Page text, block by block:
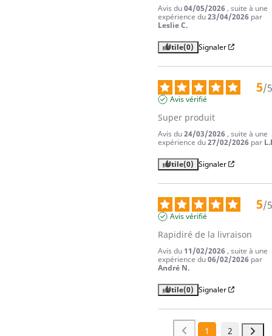
Avis du04/05/2026, suite à une
expérience du23/04/2026 par
Leslie C.
Utile(0) Signaler
5/5
Avis vérifié
Super produit
Avis du24/03/2026, suite à une
expérience du27/02/2026 par
Utile(0) Signaler
5/5
Avis vérifié
Rapidiré de la livraison
Avis du11/02/2026, suite à une
expérience du06/02/2026 par
André N.
Utile(0) Signaler
1 2